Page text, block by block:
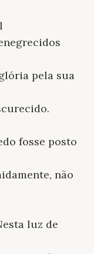
pela sua
fosse posto
não
luz de